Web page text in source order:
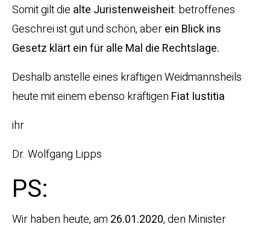
Somit gilt die alte Juristenweisheit: betroffenes
Geschrei ist gut und schön, aberein Blick ins
Gesetz klärt ein für alle Mal die Rechtslage.
Deshalb anstelle eines kräftigen Weidmannsheils
heute mit einem ebenso kräftigen Fiat Iustitia
ihr
Dr. Wolfgang Lipps
PS:
Wir haben heute, am 26.01.2020, den Minister